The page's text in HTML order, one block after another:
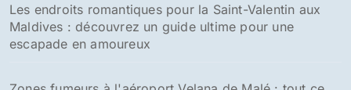
Les endroits romantiques pour la Saint-Valentin aux
Maldives : découvrez un guide ultime pour une
escapade en amoureux